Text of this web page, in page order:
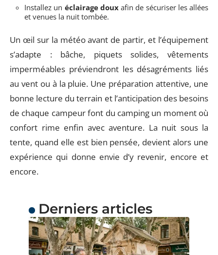
Installez un éclairage douxafin de sécuriser les allées
et venues la nuit tombée.
Un œil sur la météo avant de partir, et l’équipement
s’adapte : bâche, piquets solides, vêtements
imperméables préviendront les désagréments liés
au vent ou à la pluie. Une préparation attentive, une
bonne lecture du terrain et l’anticipation des besoins
de chaque campeur font du camping un moment où
confort rime enfin avec aventure. La nuit sous la
tente, quand elle est bien pensée, devient alors une
expérience qui donne envie d’y revenir, encore et
encore.
Derniers articles